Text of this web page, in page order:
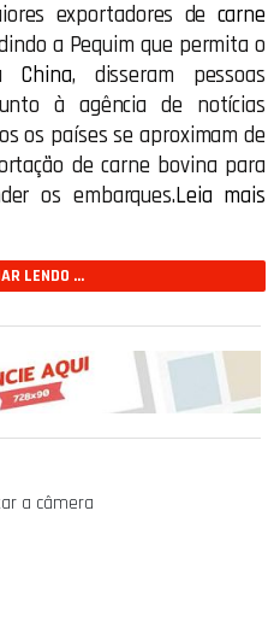
exportadores de carne
a Pequim que permita o
China, disseram pessoas
à agência de notícias
os países se aproximam de
de carne bovina para
os embarques.Leia mais
LENDO ...
a câmera